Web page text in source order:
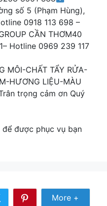
số 5 (Phạm Hùng),
0918 113 698 –
CẦN THƠM40
Hotline 0969 239 117
MÔI-CHẤT TẨY RỬA-
HƯƠNG LIỆU-MÀU
trọng cảm ơn Quý
để được phục vụ bạn
Share
Share
More +